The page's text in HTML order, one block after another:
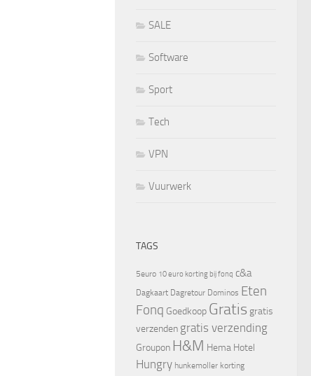
SALE
Software
Sport
Tech
VPN
Vuurwerk
TAGS
5euro 10 euro korting bij fonq c&a
Dagkaart Dagretour Dominos Eten
Fonq Goedkoop Gratis gratis
verzenden gratis verzending
Groupon H&M Hema Hotel
Hungry hunkemoller korting